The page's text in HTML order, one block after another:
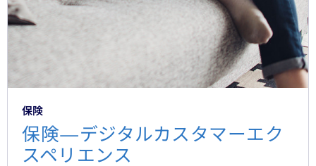
保険
保険—デジタルカスタマーエク
スペリエンス